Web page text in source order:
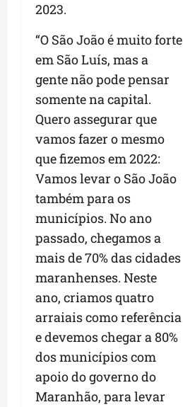
2023.
“O São João é muito forte
em São Luís, mas a
gente não pode pensar
somente na capital.
Quero assegurar que
vamos fazer o mesmo
que fizemos em 2022:
Vamos levar o São João
também para os
municípios. No ano
passado, chegamos a
mais de 70% das cidades
maranhenses. Neste
ano, criamos quatro
arraiais como referência
e devemos chegar a 80%
dos municípios com
apoio do governo do
Maranhão, para levar